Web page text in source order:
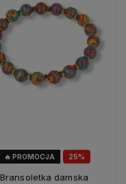
25%
🔥 PROMOCJA
Bransoletka damska